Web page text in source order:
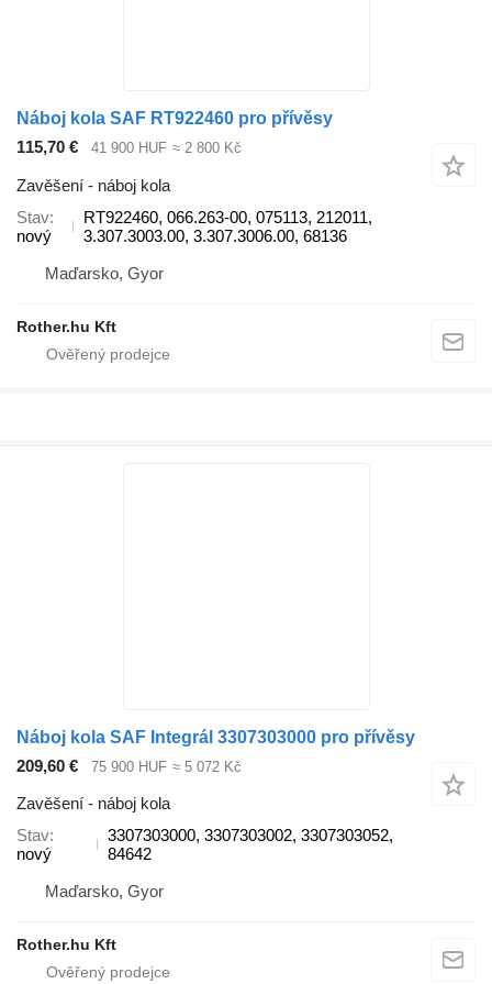
Náboj kola SAF RT922460 pro přívěsy
115,70 €
41 900 HUF ≈ 2 800 Kč
Zavěšení - náboj kola
Stav
nový
RT922460, 066.263-00, 075113, 212011,
3.307.3003.00, 3.307.3006.00, 68136
Maďarsko, Gyor
Rother.hu Kft
Náboj kola SAF Integrál 3307303000 pro přívěsy
209,60 €
75 900 HUF ≈ 5 072 Kč
Zavěšení - náboj kola
Stav
nový
3307303000, 3307303002, 3307303052,
84642
Maďarsko, Gyor
Rother.hu Kft